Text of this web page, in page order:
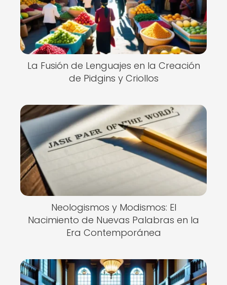
La Fusión de Lenguajes en la Creación
de Pidgins y Criollos
Neologismos y Modismos: El
Nacimiento de Nuevas Palabras en la
Era Contemporánea